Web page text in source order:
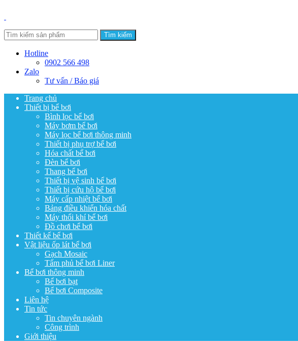
Tìm kiếm
Hotline
0902 566 498
Zalo
Tư vấn / Báo giá
Trang chủ
Thiết bị bể bơi
Bình lọc bể bơi
Máy bơm bể bơi
Máy lọc bể bơi thông minh
Thiết bị phụ trợ bể bơi
Hóa chất bể bơi
Đèn bể bơi
Thang bể bơi
Thiết bị vệ sinh bể bơi
Thiết bị cứu hộ bể bơi
Máy cấp nhiệt bể bơi
Bảng điều khiển hóa chất
Máy thổi khí bể bơi
Đồ chơi bể bơi
Thiết kế bể bơi
Vật liệu ốp lát bể bơi
Gạch Mosaic
Tấm phủ bể bơi Liner
Bể bơi thông minh
Bể bơi bạt
Bể bơi Composite
Liên hệ
Tin tức
Tin chuyên ngành
Công trình
Giới thiệu